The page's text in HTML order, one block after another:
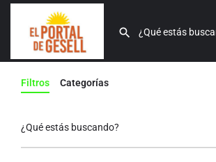
Filtros Categorías
¿Qué estás buscando?